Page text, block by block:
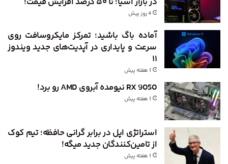
4 روز پیش
آماده باگ باشید؛ تمرکز مایکروسافت روی
سرعت و پایداری در آپدیت‌های جدید ویندوز
۱۱
1 هفته پیش
RX 9050 نیومده آبروی AMD رو برد!
1 هفته پیش
استراتژی اپل در برابر گرانی حافظه؛ تیم کوک
از تامین‌کنندگان جدید میگه!
1 هفته پیش